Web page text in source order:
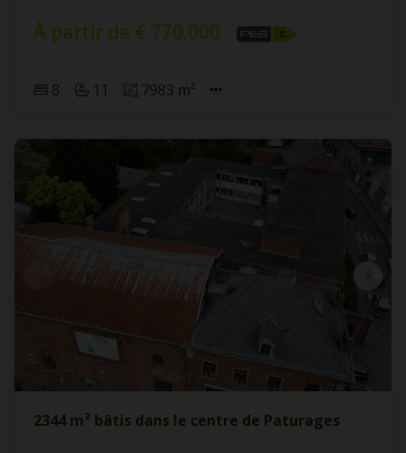
À partir de € 770.000
8 11 7983 m²
2344 m² bâtis dans le centre de Paturages